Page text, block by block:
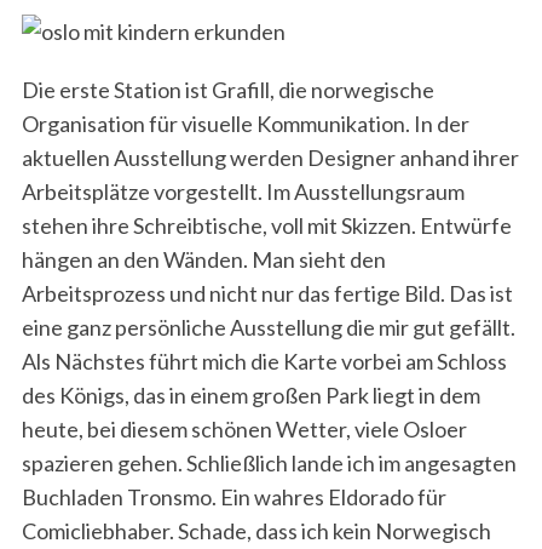
Die erste Station ist Grafill, die norwegische
Organisation für visuelle Kommunikation. In der
aktuellen Ausstellung werden Designer anhand ihrer
Arbeitsplätze vorgestellt. Im Ausstellungsraum
stehen ihre Schreibtische, voll mit Skizzen. Entwürfe
hängen an den Wänden. Man sieht den
Arbeitsprozess und nicht nur das fertige Bild. Das ist
eine ganz persönliche Ausstellung die mir gut gefällt.
Als Nächstes führt mich die Karte vorbei am Schloss
des Königs, das in einem großen Park liegt in dem
heute, bei diesem schönen Wetter, viele Osloer
spazieren gehen. Schließlich lande ich im angesagten
Buchladen Tronsmo. Ein wahres Eldorado für
Comicliebhaber. Schade, dass ich kein Norwegisch